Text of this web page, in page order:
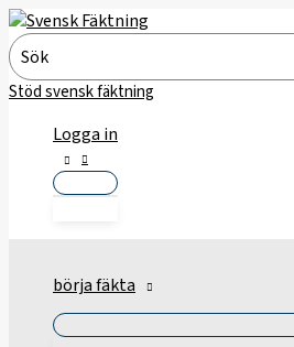
Hoppa
till
innehåll
Search
for:
Stöd svensk fäktning
Logga in
börja fäkta